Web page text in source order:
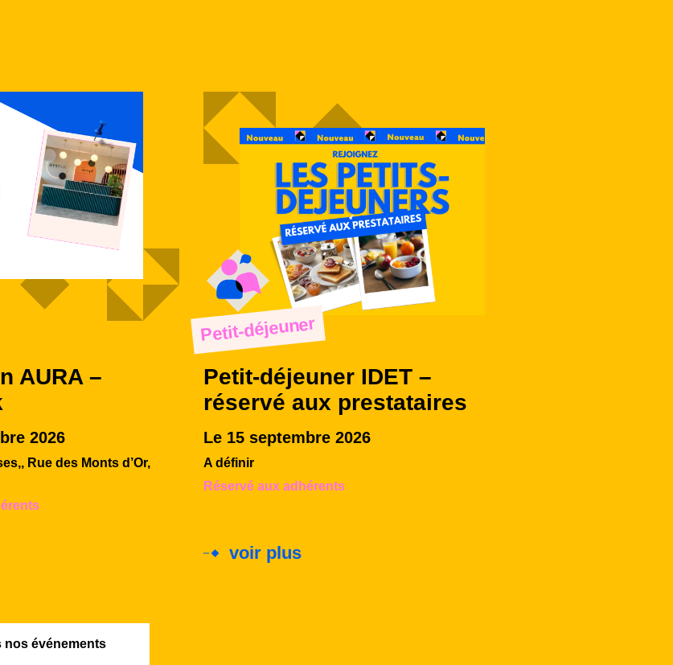
AURA –
2026
Rue des Monts d’Or,
Petit-déjeuner
Petit-déjeuner IDET –
réservé aux prestataires
Le 15 septembre 2026
A définir
Réservé aux adhérents
voir plus
nos événements